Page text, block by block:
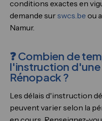
conditions exactes en
demande sur swcs.be ou
Namur.
❓ Combien de
l'instruction
Rénopack ?
Les délais d'instruction
peuvent varier selon la